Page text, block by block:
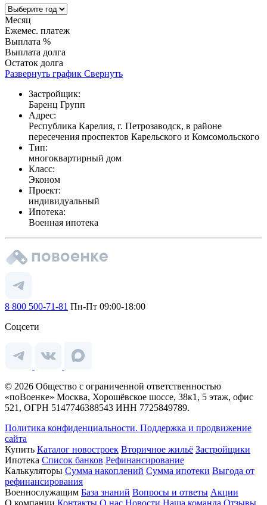
Месяц
Ежемес. платеж
Выплата %
Выплата долга
Остаток долга
Развернуть график Свернуть
Застройщик:
Баренц Групп
Адрес:
Республика Карелия, г. Петрозаводск, в районе
пересечения проспектов Карельского и Комсомольского
Тип:
многоквартирный дом
Класс:
Эконом
Проект:
индивидуальный
Ипотека:
Военная ипотека
8 800 500-71-81 Пн-Пт 09:00-18:00
Соцсети
© 2026 Общество с ограниченной ответственностью
«поВоенке» Москва, Хорошёвское шоссе, 38к1, 5 этаж, офис
521, ОГРН 5147746388543 ИНН 7725849789.
Политика конфиденциальности. Поддержка и продвижение
сайта
Купить Каталог новостроек Вторичное жильё Застройщики
Ипотека Список банков Рефинансирование
Калькуляторы Сумма накоплений Сумма ипотеки Выгода от
рефинансирования
Военнослужащим База знаний Вопросы и ответы Акции
О компании Контакты О нас Новости Наша команда Отзывы